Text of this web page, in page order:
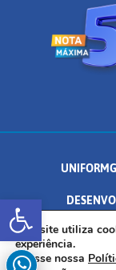
Abrir a
AV. DR. ARNALDO
Este site utiliza
experiência.
Acesse nossa